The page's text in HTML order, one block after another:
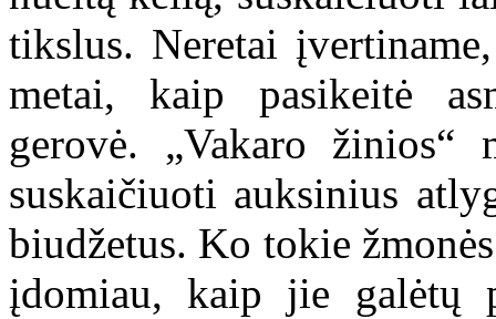
tikslus. Neretai
metai, kaip pasikeitė
gerovė. „Vakaro žinios“
suskaičiuoti auksinius
biudžetus. Ko tokie
įdomiau, kaip jie galėtų